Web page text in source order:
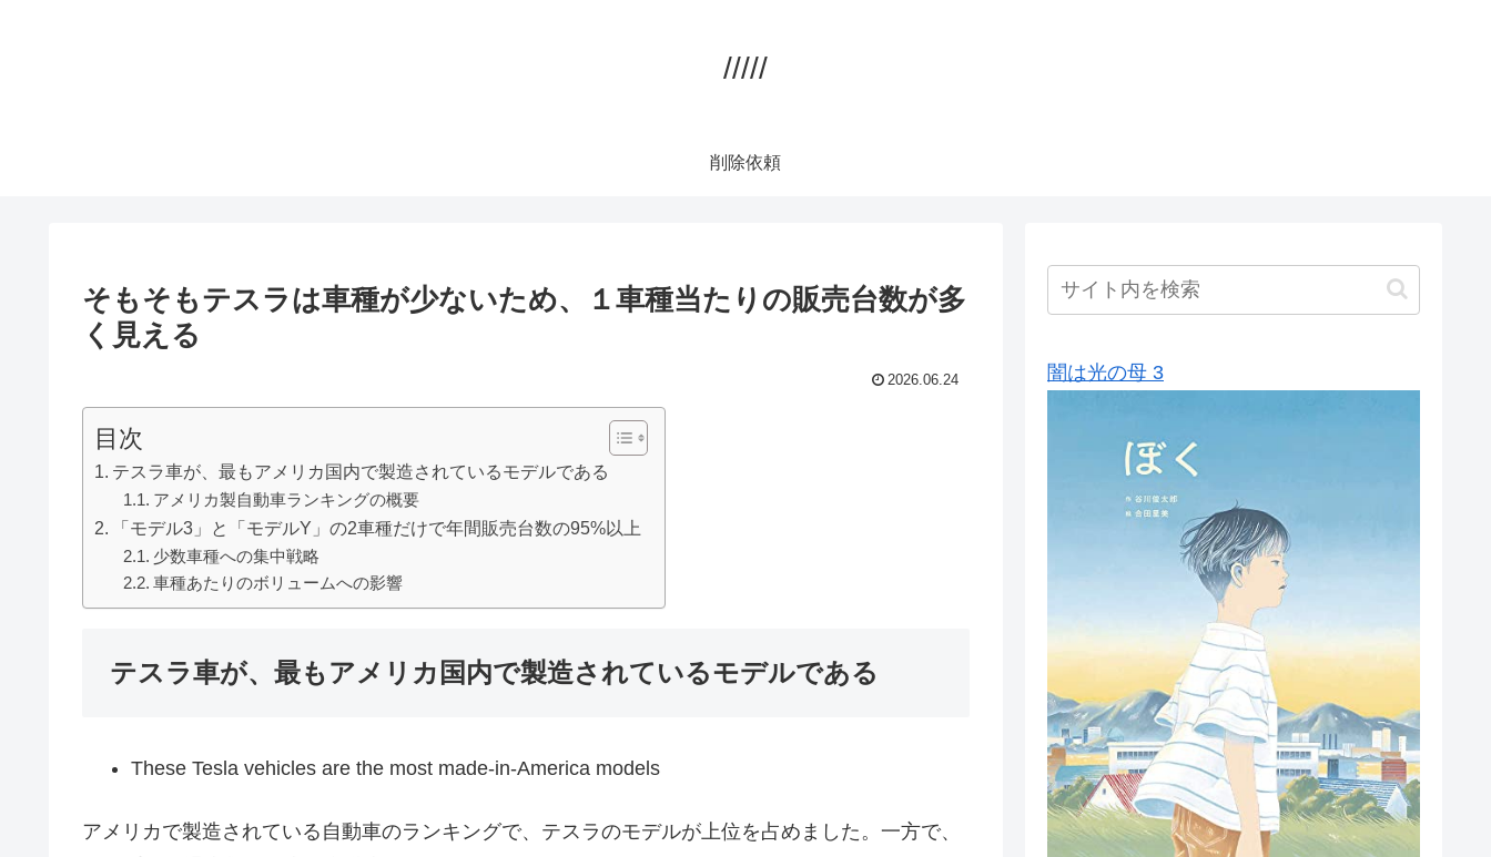
/////
削除依頼
そもそもテスラは車種が少ないため、１車種当たりの販売台数が多
く見える
2026.06.24
目次
テスラ車が、最もアメリカ国内で製造されているモデルである
アメリカ製自動車ランキングの概要
「モデル3」と「モデルY」の2車種だけで年間販売台数の95%以上
少数車種への集中戦略
車種あたりのボリュームへの影響
テスラ車が、最もアメリカ国内で製造されているモデルである
These Tesla vehicles are the most made-in-America models
アメリカで製造されている自動車のランキングで、テスラのモデルが上位を占めました。一方で、
闇は光の母 3